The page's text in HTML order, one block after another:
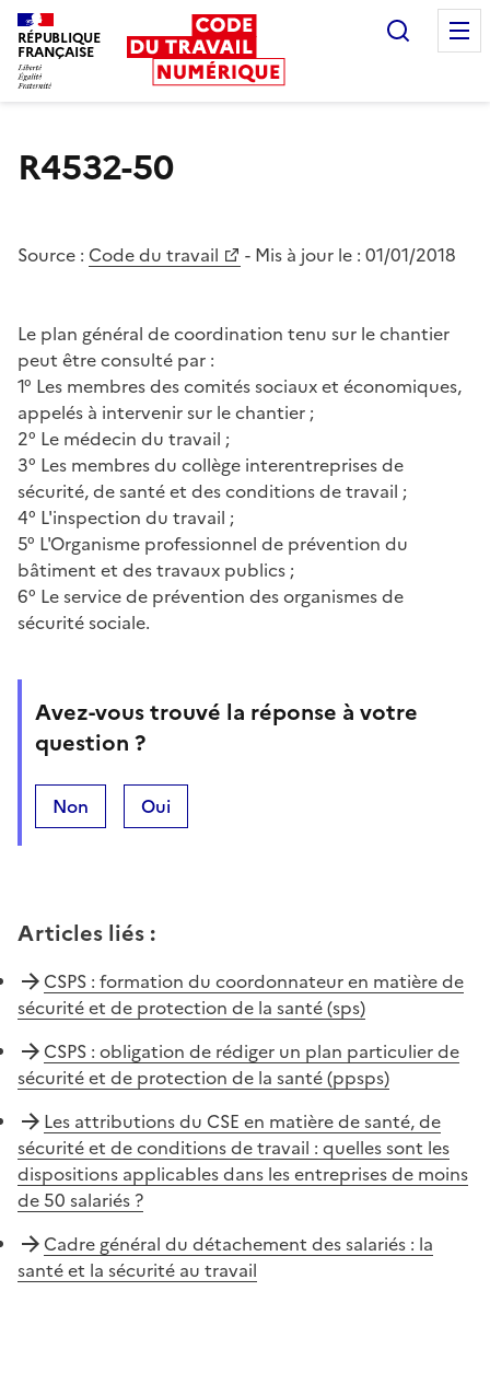
RÉPUBLIQUE
FRANÇAISE
R4532-50
Source : Code du travail - Mis à jour le : 01/01/2018
Le plan général de coordination tenu sur le chantier
peut être consulté par :
1° Les membres des comités sociaux et économiques,
appelés à intervenir sur le chantier ;
2° Le médecin du travail ;
3° Les membres du collège interentreprises de
sécurité, de santé et des conditions de travail ;
4° L'inspection du travail ;
5° L'Organisme professionnel de prévention du
bâtiment et des travaux publics ;
6° Le service de prévention des organismes de
sécurité sociale.
Avez-vous trouvé la réponse à votre
question ?
Non Oui
Articles liés :
CSPS : formation du coordonnateur en matière de
sécurité et de protection de la santé (sps)
CSPS : obligation de rédiger un plan particulier de
sécurité et de protection de la santé (ppsps)
Les attributions du CSE en matière de santé, de
sécurité et de conditions de travail : quelles sont les
dispositions applicables dans les entreprises de moins
de 50 salariés ?
Cadre général du détachement des salariés : la
santé et la sécurité au travail